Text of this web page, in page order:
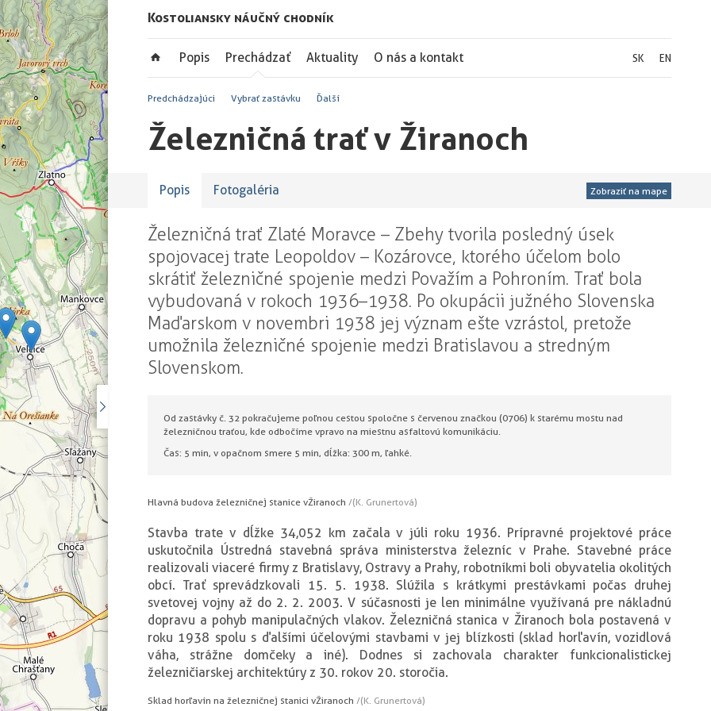
Kostoliansky náučný chodník
Popis Prechádzať Aktuality O nás a kontakt EN
SK
Predchádzajúci Vybrať zastávku Ďalší
Železničná trať v Žiranoch
Popis Fotogaléria Zobraziť na mape
Železničná trať Zlaté Moravce – Zbehy tvorila posledný úsek
spojovacej trate Leopoldov – Kozárovce, ktorého účelom bolo
skrátiť železničné spojenie medzi Považím a Pohroním. Trať bola
vybudovaná v rokoch 1936–1938. Po okupácii južného Slovenska
Maďarskom v novembri 1938 jej význam ešte vzrástol, pretože
umožnila železničné spojenie medzi Bratislavou a stredným
Slovenskom.
Od zastávky č. 32 pokračujeme poľnou cestou spoločne s červenou značkou (0706) k starému mostu nad
železničnou traťou, kde odbočíme vpravo na miestnu asfaltovú komunikáciu.
Čas: 5 min, v opačnom smere 5 min, dĺžka: 300 m, ľahké.
Hlavná budova železničnej stanice v Žiranoch /(K. Grunertová)
Stavba trate v dĺžke 34,052 km začala v júli roku 1936. Prípravné projektové práce
uskutočnila Ústredná stavebná správa ministerstva železníc v Prahe. Stavebné práce
realizovali viaceré firmy z Bratislavy, Ostravy a Prahy, robotníkmi boli obyvatelia okolitých
obcí. Trať sprevádzkovali 15. 5. 1938. Slúžila s krátkymi prestávkami počas druhej
svetovej vojny až do 2. 2. 2003. V súčasnosti je len minimálne využívaná pre nákladnú
dopravu a pohyb manipulačných vlakov. Železničná stanica v Žiranoch bola postavená v
roku 1938 spolu s ďalšími účelovými stavbami v jej blízkosti (sklad horľavín, vozidlová
váha, strážne domčeky a iné). Dodnes si zachovala charakter funkcionalistickej
železničiarskej architektúry z 30. rokov 20. storočia.
Sklad horľavín na železničnej stanici v Žiranoch /(K. Grunertová)